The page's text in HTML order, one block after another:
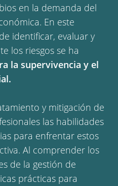
en la demanda del
En este
identificar, evaluar y
los riesgos se ha
la supervivencia y el
y mitigación de
las habilidades
para enfrentar estos
Al comprender los
de la gestión de
prácticas para